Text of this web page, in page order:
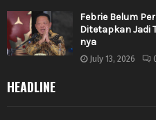
Febrie Belum
Ditetapkan Jadi
nya
July 13, 2026
HEADLINE